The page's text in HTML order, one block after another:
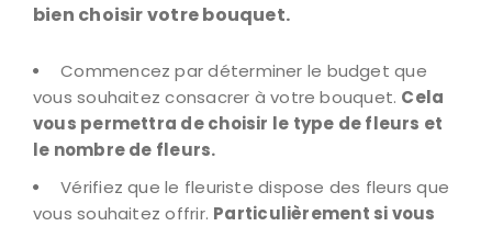
bien choisir votre bouquet.
Commencez par déterminer le budget que
vous souhaitez consacrer à votre bouquet. Cela
vous permettra de choisir le type de fleurs et
le nombre de fleurs.
Vérifiez que le fleuriste dispose des fleurs que
vous souhaitez offrir. Particulièrement si vous